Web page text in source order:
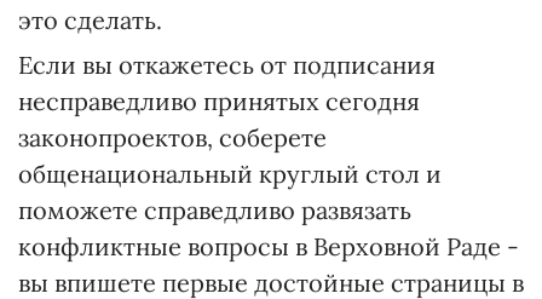
это сделать.
Если вы откажетесь от подписания
несправедливо принятых сегодня
законопроектов, соберете
общенациональный круглый стол и
поможете справедливо развязать
конфликтные вопросы в Верховной Раде -
вы впишете первые достойные страницы в